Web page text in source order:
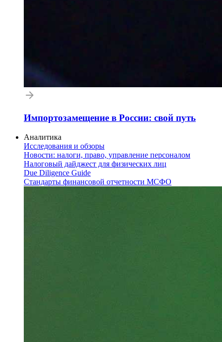
Импортозамещение в России: свой путь
Аналитика
Исследования и обзоры
Новости: налоги, право, управление персоналом
Налоговый дайджест для физических лиц
Due Diligence Guide
Стандарты финансовой отчетности МСФО